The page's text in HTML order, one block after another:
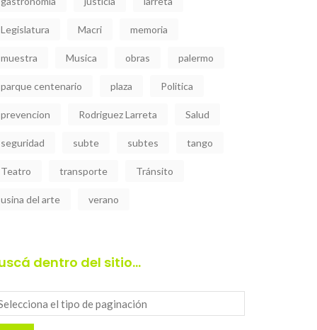
Legislatura Macri memoria
muestra Musica obras palermo
parque centenario plaza Politica
prevencion Rodriguez Larreta Salud
seguridad subte subtes tango
Teatro transporte Tránsito
usina del arte verano
dentro del sitio…